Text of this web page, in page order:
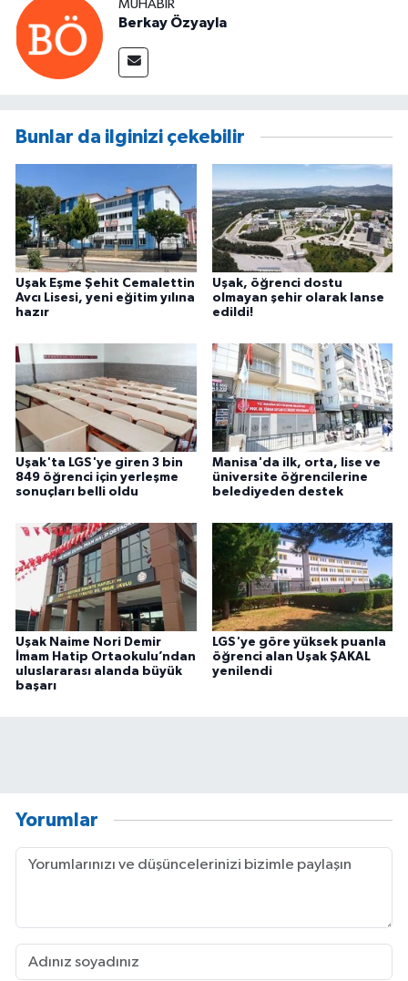
MUHABIR
Berkay Özyayla
Bunlar da ilginizi çekebilir
Uşak Eşme Şehit Cemalettin
Avcı Lisesi, yeni eğitim yılına
hazır
Uşak, öğrenci dostu
olmayan şehir olarak lanse
edildi!
Uşak'ta LGS'ye giren 3 bin
849 öğrenci için yerleşme
sonuçları belli oldu
Manisa'da ilk, orta, lise ve
üniversite öğrencilerine
belediyeden destek
Uşak Naime Nori Demir
İmam Hatip Ortaokulu’ndan
uluslararası alanda büyük
başarı
LGS'ye göre yüksek puanla
öğrenci alan Uşak ŞAKAL
yenilendi
Yorumlar